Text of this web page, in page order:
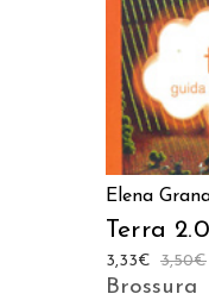
Elena
Terra 2.0
3,50€
3,33€
Brossura